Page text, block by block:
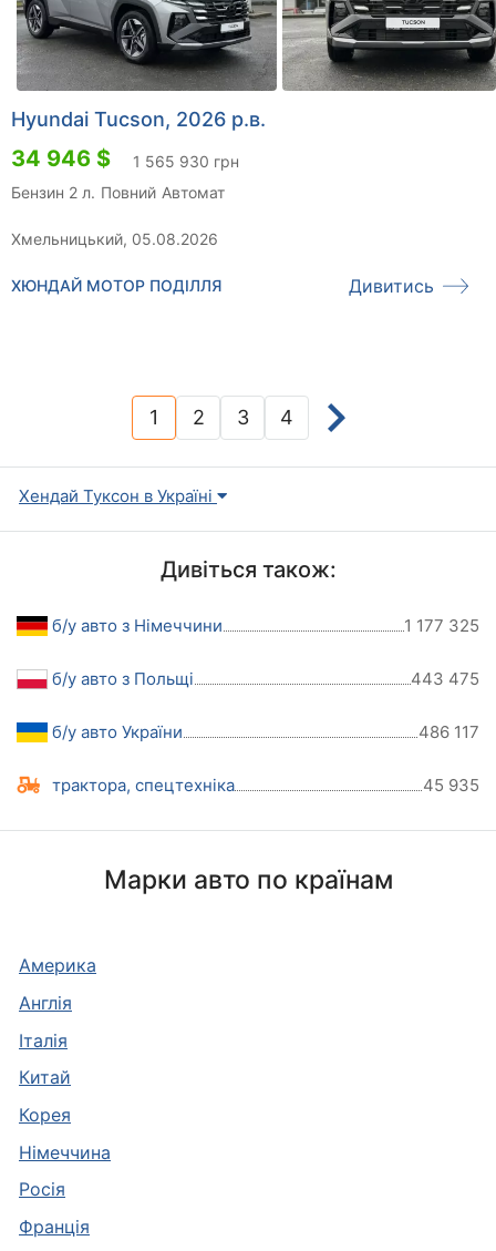
Hyundai Tucson, 2026 р.в.
34 946 $
1 565 930 грн
Бензин 2 л. Повний Автомат
Хмельницький, 05.08.2026
ХЮНДАЙ МОТОР ПОДІЛЛЯ Дивитись
1(current)
2 3 4
Хендай Туксон в Україні
Дивіться також:
б/у авто з Німеччини 1 177 325
б/у авто з Польщі 443 475
б/у авто України 486 117
трактора, спецтехніка 45 935
Марки авто по країнам
Америка
Англія
Італія
Китай
Корея
Німеччина
Росія
Франція